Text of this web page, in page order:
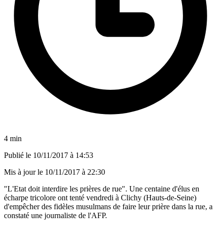
4 min
Publié le 10/11/2017 à 14:53
Mis à jour le 10/11/2017 à 22:30
"L'Etat doit interdire les prières de rue". Une centaine d'élus en
écharpe tricolore ont tenté vendredi à Clichy (Hauts-de-Seine)
d'empêcher des fidèles musulmans de faire leur prière dans la rue, a
constaté une journaliste de l'AFP.